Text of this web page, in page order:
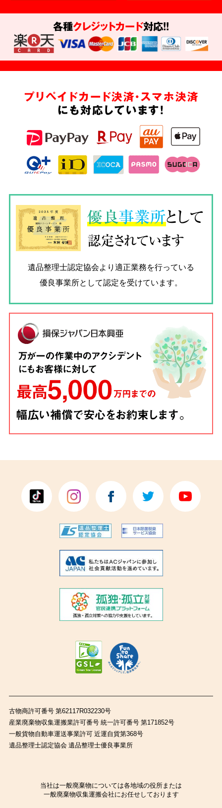
各種クレジットカード対応!!
プリペイドカード決済・スマホ決済
にも対応しています!
優良事業所として
認定されています
遺品整理士認定協会より適正業務を行っている
優良事業所として認定を受けています。
古物商許可番号 第62117R032230号
産業廃棄物収集運搬業許可番号 統一許可番号 第171852号
一般貨物自動車運送事業許可 近運自貨第368号
遺品整理士認定協会 遺品整理士優良事業所
当社は一般廃棄物については各地域の役所または
一般廃棄物収集運搬会社にお任せしております